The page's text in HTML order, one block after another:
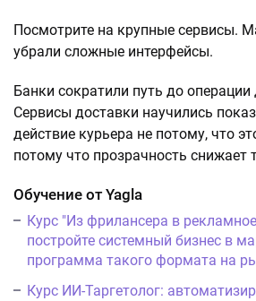
Посмотрите на крупные сервисы.
убрали сложные интерфейсы.
Банки сократили путь до
Сервисы доставки научились
действие курьера не потому, что
потому что прозрачность снижает
Обучение от Yagla
Курс "Из фрилансера в рекламное
постройте системный бизнес в
программа такого формата на
Курс ИИ-Таргетолог: